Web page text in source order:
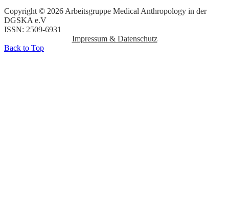
Copyright © 2026 Arbeitsgruppe Medical Anthropology in der
DGSKA e.V
ISSN: 2509-6931
Impressum & Datenschutz
Back to Top